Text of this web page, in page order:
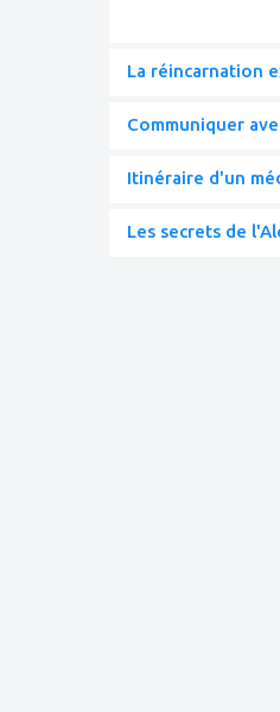
La réincarnation
Communiquer
Itinéraire d'un
Les secrets de